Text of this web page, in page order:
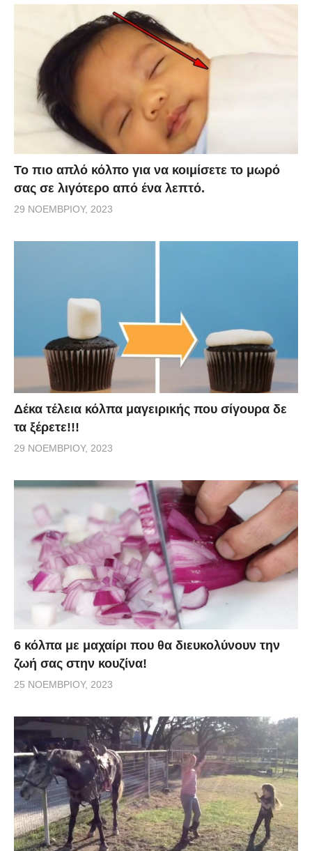
Το πιο απλό κόλπο για να κοιμίσετε το μωρό
σας σε λιγότερο από ένα λεπτό.
29 ΝΟΕΜΒΡΊΟΥ, 2023
Δέκα τέλεια κόλπα μαγειρικής που σίγουρα δε
τα ξέρετε!!!
29 ΝΟΕΜΒΡΊΟΥ, 2023
6 κόλπα με μαχαίρι που θα διευκολύνουν την
ζωή σας στην κουζίνα!
25 ΝΟΕΜΒΡΊΟΥ, 2023